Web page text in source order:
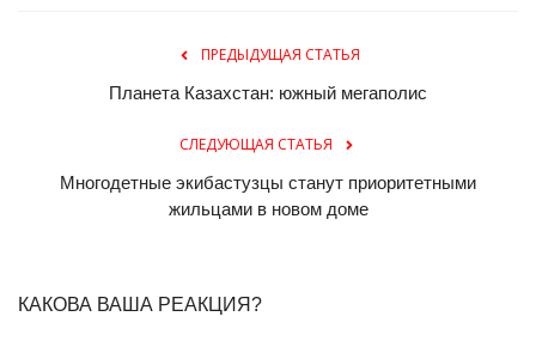
ПРЕДЫДУЩАЯ СТАТЬЯ
Планета Казахстан: южный мегаполис
СЛЕДУЮЩАЯ СТАТЬЯ
Многодетные экибастузцы станут приоритетными
жильцами в новом доме
КАКОВА ВАША РЕАКЦИЯ?